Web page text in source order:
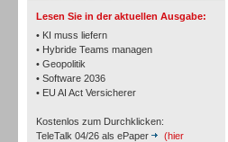
Lesen Sie in der aktuellen Ausgabe:
• KI muss liefern
• Hybride Teams managen
• Geopolitik
• Software 2036
• EU AI Act Versicherer
Kostenlos zum Durchklicken:
TeleTalk 04/26 als ePaper
(hier
Workforce-Management